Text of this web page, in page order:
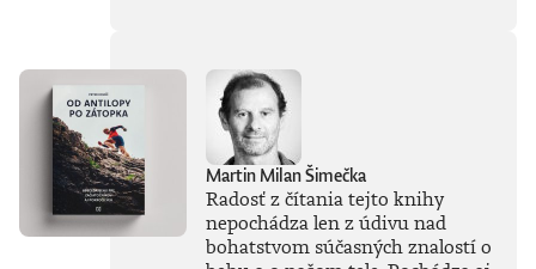
ešte oveľa
ukážkovejšie.Knihu
preložil Igor
Otčenáš.Prečítajte
si ukážku z
knihy.Paul Coulter
je britský
spisovateľ, komik a
historik, ktorého
Martin Milan Šimečka
Radosť z čítania tejto knihy
nepochádza len z údivu nad
bohatstvom súčasných znalostí o